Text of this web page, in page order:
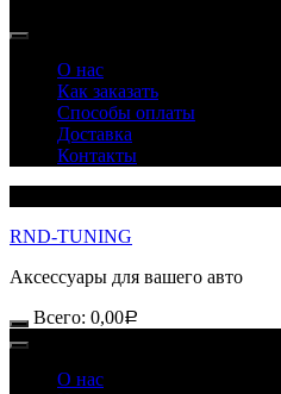
О нас
Как заказать
Способы оплаты
Доставка
Контакты
RND-TUNING
Аксессуары для вашего авто
Всего: 0,00Р
О нас